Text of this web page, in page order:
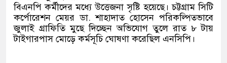
বিএনপি কর্মীদের মধ্যে উত্তেজনা সৃষ্টি হয়েছে। চট্টগ্রাম সিটি
কর্পোরেশন মেয়র ডা. শাহাদাত হোসেন পরিকল্পিতভাবে
জুলাই গ্রাফিতি মুছে দিচ্ছেন অভিযোগ তুলে রাত ৮ টায়
টাইগারপাস মোড়ে কর্মসূচি ঘোষণা করেছিল এনসিপি।